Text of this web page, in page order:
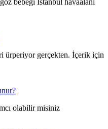
ürperiyor gerçekten. İçerik için
olabilir misiniz